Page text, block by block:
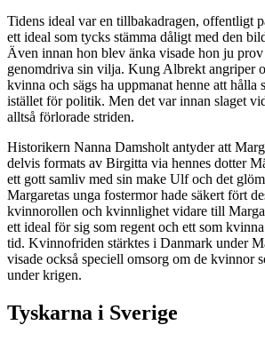
Tidens ideal var en tillbakadragen, offentligt
ett ideal som tycks stämma dåligt med den
Även innan hon blev änka visade hon ju
genomdriva sin vilja. Kung Albrekt angriper
kvinna och sägs ha uppmanat henne att hålla
istället för politik. Men det var innan slaget
alltså förlorade striden.
Historikern Nanna Damsholt antyder att
delvis formats av Birgitta via hennes dotter
ett gott samliv med sin make Ulf och det
Margaretas unga fostermor hade säkert fört
kvinnorollen och kvinnlighet vidare till
ett ideal för sig som regent och ett som
tid. Kvinnofriden stärktes i Danmark under
visade också speciell omsorg om de kvinnor
under krigen.
Tyskarna i Sverige